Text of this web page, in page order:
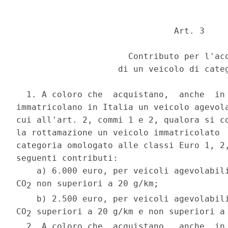
                               Art. 3
Contributo per
di un veicolo di
1. A coloro che  acquistano,  anche
immatricolano in Italia un veicolo
cui all'art. 2, commi 1 e 2, qualora si
la rottamazione un veicolo
categoria omologato alle classi Euro 1,
seguenti contributi:
a) 6.000 euro, per veicoli
CO2 non superiori a 20 g/km;
b) 2.500 euro, per veicoli
CO2 superiori a 20 g/km e non superiori